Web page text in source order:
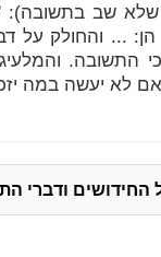
שלא שב בתשובה):
הן: ... והחולק על
התשובה.
ואם לא יעשה במה
החידושים ודברי